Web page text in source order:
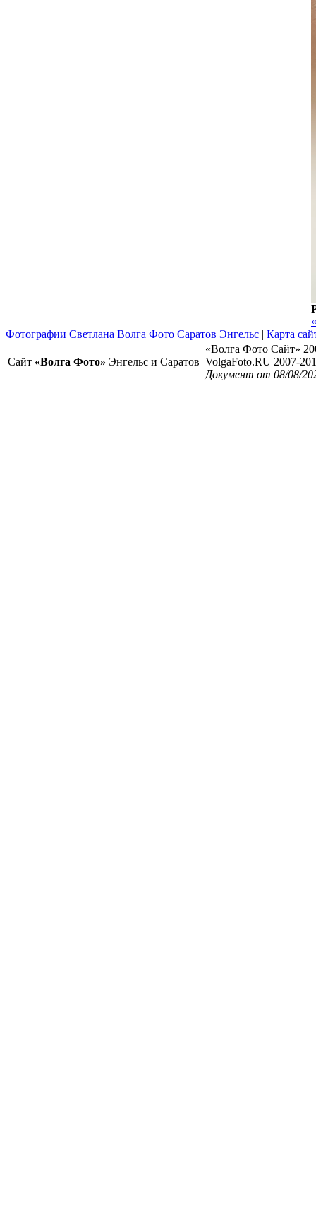
Фотографии Светлана Волга Фото Саратов Энгельс | Карта
Сайт «Волга Фото» Энгельс и Саратов
«Волга Фото Сайт»
VolgaFoto.RU 2007-
Документ от 08/08/